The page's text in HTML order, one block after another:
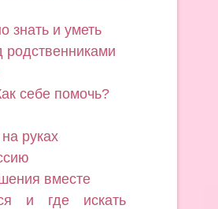
знать и уметь
родственниками
себе помочь?
руках
вместе
и где искать